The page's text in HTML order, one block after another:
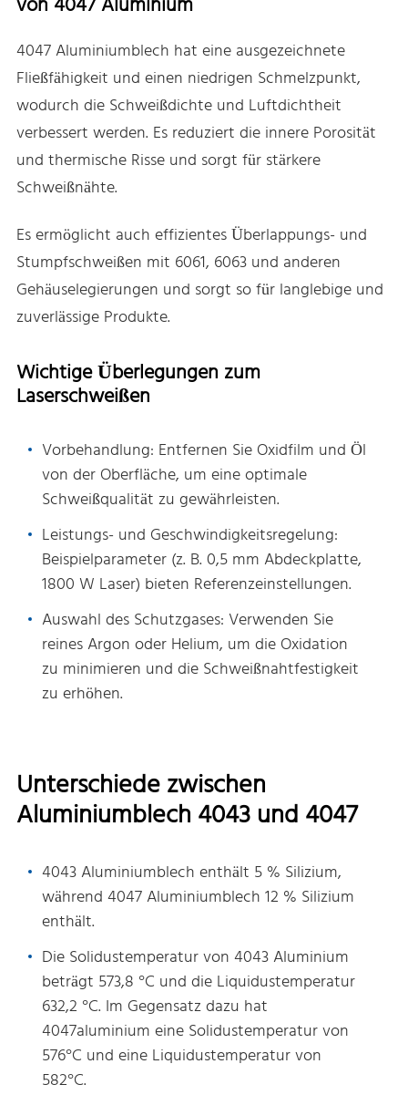
4047 Aluminiumblech hat eine ausgezeichnete
Fließfähigkeit und einen niedrigen Schmelzpunkt,
wodurch die Schweißdichte und Luftdichtheit
verbessert werden. Es reduziert die innere Porosität
und thermische Risse und sorgt für stärkere
Schweißnähte.
Es ermöglicht auch effizientes Überlappungs- und
Stumpfschweißen mit 6061, 6063 und anderen
Gehäuselegierungen und sorgt so für langlebige und
zuverlässige Produkte.
Wichtige Überlegungen zum
Laserschweißen
Vorbehandlung: Entfernen Sie Oxidfilm und Öl
von der Oberfläche, um eine optimale
Schweißqualität zu gewährleisten.
Leistungs- und Geschwindigkeitsregelung:
Beispielparameter (z. B. 0,5 mm Abdeckplatte,
1800 W Laser) bieten Referenzeinstellungen.
Auswahl des Schutzgases: Verwenden Sie
reines Argon oder Helium, um die Oxidation
zu minimieren und die Schweißnahtfestigkeit
zu erhöhen.
Unterschiede zwischen
Aluminiumblech 4043 und 4047
4043 Aluminiumblech enthält 5 % Silizium,
während 4047 Aluminiumblech 12 % Silizium
enthält.
Die Solidustemperatur von 4043 Aluminium
beträgt 573,8 °C und die Liquidustemperatur
632,2 °C. Im Gegensatz dazu hat
4047aluminium eine Solidustemperatur von
576°C und eine Liquidustemperatur von
582°C.